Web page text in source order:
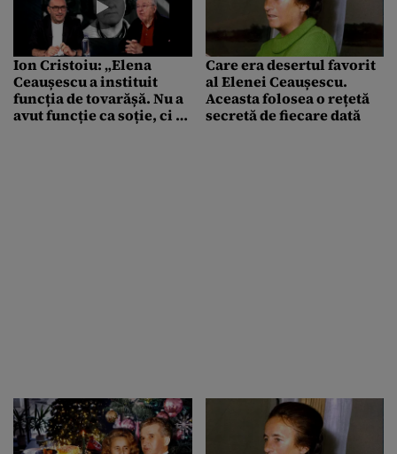
Ion Cristoiu: „Elena
Ceaușescu a instituit
funcția de tovarășă. Nu a
avut funcție ca soție, ci a
Care era desertul favorit
al Elenei Ceaușescu.
Aceasta folosea o rețetă
secretă de fiecare dată